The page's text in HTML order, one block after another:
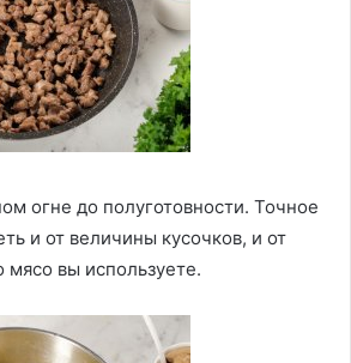
огне до полуготовности. Точное
и от величины кусочков, и от
мясо вы используете.